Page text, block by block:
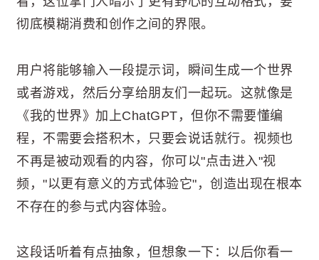
彻底模糊消费和创作之间的界限。
用户将能够输入一段提示词，瞬间生成一个世界
或者游戏，然后分享给朋友们一起玩。这就像是
《我的世界》加上ChatGPT，但你不需要懂编
程，不需要会搭积木，只要会说话就行。视频也
不再是被动观看的内容，你可以"点击进入"视
频，"以更有意义的方式体验它"，创造出现在根本
不存在的参与式内容体验。
这段话听着有点抽象，但想象一下：以后你看一